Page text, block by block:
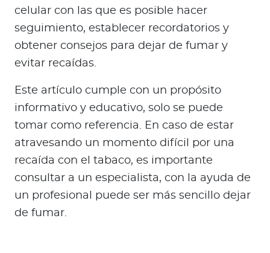
celular con las que es posible hacer
seguimiento, establecer recordatorios y
obtener consejos para dejar de fumar y
evitar recaídas.
Este artículo cumple con un propósito
informativo y educativo, solo se puede
tomar como referencia. En caso de estar
atravesando un momento difícil por una
recaída con el tabaco, es importante
consultar a un especialista, con la ayuda de
un profesional puede ser más sencillo dejar
de fumar.